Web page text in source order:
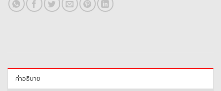
คำอธิบาย